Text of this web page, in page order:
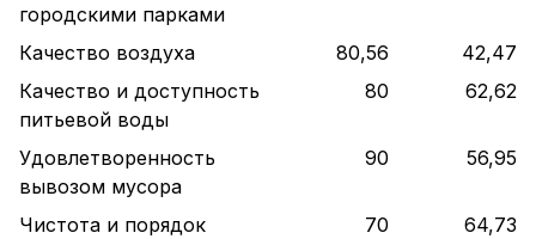
городскими парками
Качество воздуха 80,56
42,47
Качество и доступность
питьевой воды
80 62,62
Удовлетворенность
вывозом мусора
90 56,95
Чистота и порядок 70
64,73